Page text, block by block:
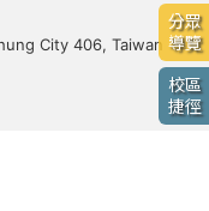
分眾
導覽
校區
捷徑
City 406, Taiwan